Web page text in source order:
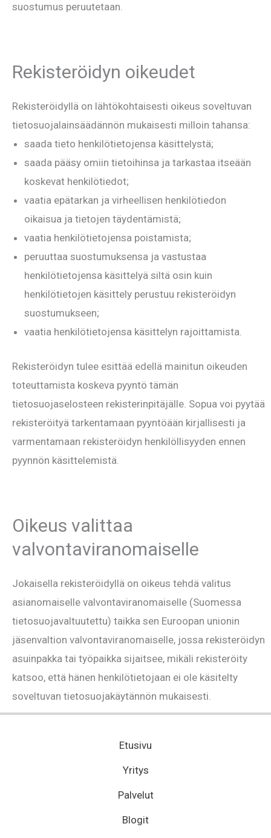
suostumus peruutetaan.
Rekisteröidyn oikeudet
Rekisteröidyllä on lähtökohtaisesti oikeus soveltuvan
tietosuojalainsäädännön mukaisesti milloin tahansa:
saada tieto henkilötietojensa käsittelystä;
saada pääsy omiin tietoihinsa ja tarkastaa itseään
koskevat henkilötiedot;
vaatia epätarkan ja virheellisen henkilötiedon
oikaisua ja tietojen täydentämistä;
vaatia henkilötietojensa poistamista;
peruuttaa suostumuksensa ja vastustaa
henkilötietojensa käsittelyä siltä osin kuin
henkilötietojen käsittely perustuu rekisteröidyn
suostumukseen;
vaatia henkilötietojensa käsittelyn rajoittamista.
Rekisteröidyn tulee esittää edellä mainitun oikeuden
toteuttamista koskeva pyyntö tämän
tietosuojaselosteen rekisterinpitäjälle. Sopua voi pyytää
rekisteröityä tarkentamaan pyyntöään kirjallisesti ja
varmentamaan rekisteröidyn henkilöllisyyden ennen
pyynnön käsittelemistä.
Oikeus valittaa
valvontaviranomaiselle
Jokaisella rekisteröidyllä on oikeus tehdä valitus
asianomaiselle valvontaviranomaiselle (Suomessa
tietosuojavaltuutettu) taikka sen Euroopan unionin
jäsenvaltion valvontaviranomaiselle, jossa rekisteröidyn
asuinpakka tai työpaikka sijaitsee, mikäli rekisteröity
katsoo, että hänen henkilötietojaan ei ole käsitelty
soveltuvan tietosuojakäytännön mukaisesti.
Etusivu
Yritys
Palvelut
Blogit